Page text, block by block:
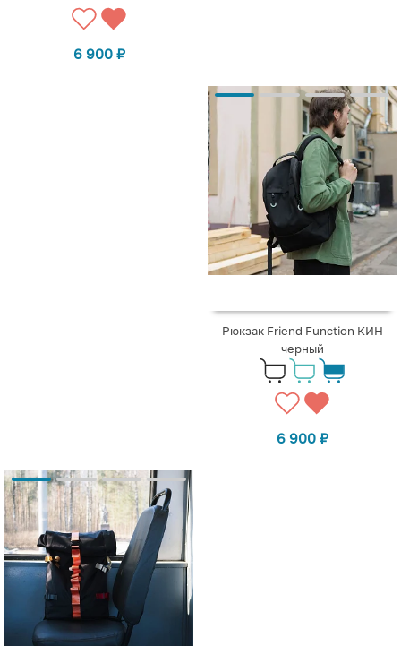
6 900 ₽
Рюкзак Friend Function КИН
черный
6 900 ₽